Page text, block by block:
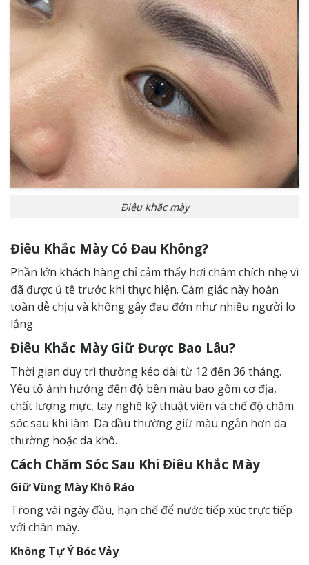
Điêu khắc mày
Điêu Khắc Mày Có Đau Không?
Phần lớn khách hàng chỉ cảm thấy hơi châm chích nhẹ vì
đã được ủ tê trước khi thực hiện. Cảm giác này hoàn
toàn dễ chịu và không gây đau đớn như nhiều người lo
lắng.
Điêu Khắc Mày Giữ Được Bao Lâu?
Thời gian duy trì thường kéo dài từ 12 đến 36 tháng.
Yếu tố ảnh hưởng đến độ bền màu bao gồm cơ địa,
chất lượng mực, tay nghề kỹ thuật viên và chế độ chăm
sóc sau khi làm. Da dầu thường giữ màu ngắn hơn da
thường hoặc da khô.
Cách Chăm Sóc Sau Khi Điêu Khắc Mày
Giữ Vùng Mày Khô Ráo
Trong vài ngày đầu, hạn chế để nước tiếp xúc trực tiếp
với chân mày.
Không Tự Ý Bóc Vảy